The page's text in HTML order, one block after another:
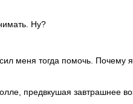
Ну?
меня тогда помочь. Почему
предвкушая завтрашнее